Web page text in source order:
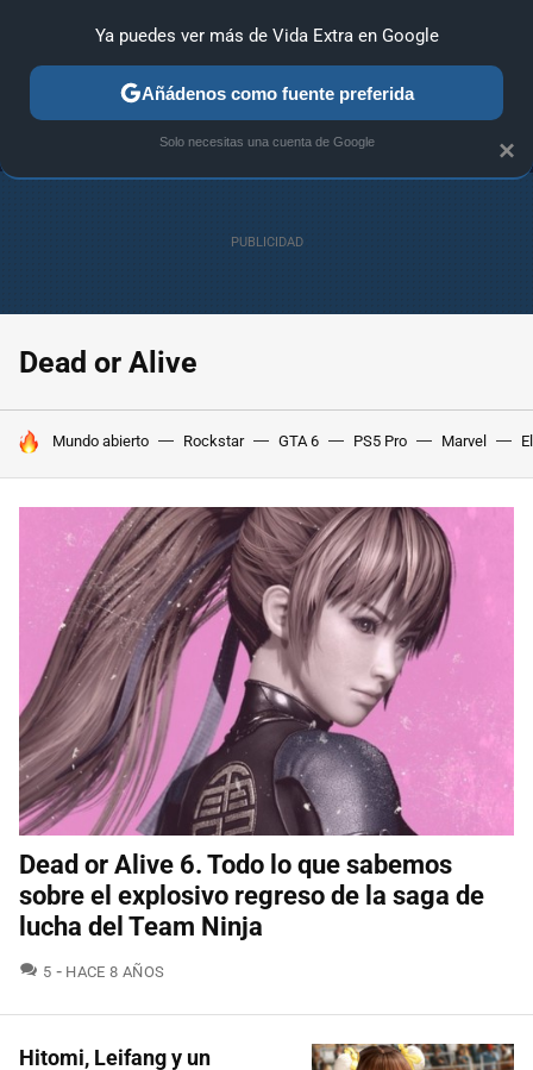
MENÚ NUEVO
GUÍAS Y TRUCOS PC SONY
Dead or Alive
HOY SE HABLA DE
Mundo abierto Rockstar GTA 6 PS5 Pro Marvel
Dead or Alive 6. Todo lo que sabemos
sobre el explosivo regreso de la saga de
lucha del Team Ninja
5 COMENTARIOS
HACE 8 AÑOS
Hitomi, Leifang y un
×
Ya puedes ver más de Vida Extra en Google
Añádenos como fuente preferida
Solo necesitas una cuenta de Google